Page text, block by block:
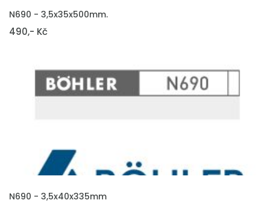
VLOŽIT DO KOŠÍKU
N690 - 3,5x35x500mm.
490,- Kč
VLOŽIT DO KOŠÍKU
N690 - 3,5x40x335mm